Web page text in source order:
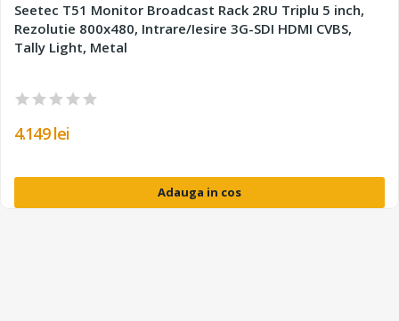
Seetec T51 Monitor Broadcast Rack 2RU Triplu 5 inch,
Rezolutie 800x480, Intrare/Iesire 3G-SDI HDMI CVBS,
Tally Light, Metal
4.149 lei
Adauga in cos